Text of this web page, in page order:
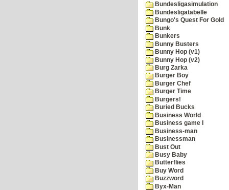
Bundesligasimulation
Bundesligatabelle
Bungo's Quest For Gold
Bunk
Bunkers
Bunny Busters
Bunny Hop (v1)
Bunny Hop (v2)
Burg Zarka
Burger Boy
Burger Chef
Burger Time
Burgers!
Buried Bucks
Business World
Business game I
Business-man
Businessman
Bust Out
Busy Baby
Butterflies
Buy Word
Buzzword
Byx-Man